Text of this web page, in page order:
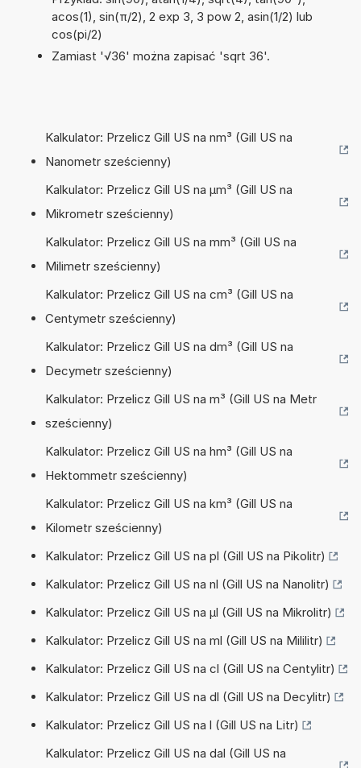
acos(1), sin(π/2), 2 exp 3, 3 pow 2, asin(1/2) lub
cos(pi/2)
Zamiast '√36' można zapisać 'sqrt 36'.
Kalkulator: Przelicz Gill US na nm³ (Gill US na
Nanometr sześcienny)
Kalkulator: Przelicz Gill US na µm³ (Gill US na
Mikrometr sześcienny)
Kalkulator: Przelicz Gill US na mm³ (Gill US na
Milimetr sześcienny)
Kalkulator: Przelicz Gill US na cm³ (Gill US na
Centymetr sześcienny)
Kalkulator: Przelicz Gill US na dm³ (Gill US na
Decymetr sześcienny)
Kalkulator: Przelicz Gill US na m³ (Gill US na Metr
sześcienny)
Kalkulator: Przelicz Gill US na hm³ (Gill US na
Hektommetr sześcienny)
Kalkulator: Przelicz Gill US na km³ (Gill US na
Kilometr sześcienny)
Kalkulator: Przelicz Gill US na pl (Gill US na Pikolitr)
Kalkulator: Przelicz Gill US na nl (Gill US na Nanolitr)
Kalkulator: Przelicz Gill US na µl (Gill US na Mikrolitr)
Kalkulator: Przelicz Gill US na ml (Gill US na Mililitr)
Kalkulator: Przelicz Gill US na cl (Gill US na Centylitr)
Kalkulator: Przelicz Gill US na dl (Gill US na Decylitr)
Kalkulator: Przelicz Gill US na l (Gill US na Litr)
Kalkulator: Przelicz Gill US na dal (Gill US na